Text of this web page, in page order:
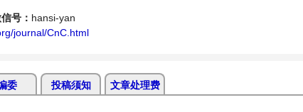
号： hansi-yan
journal/CnC.html
委 投稿须知 文章处理费